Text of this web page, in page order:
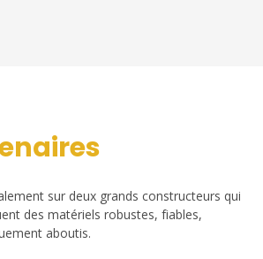
sur deux grands constructeurs qui
des matériels robustes, fiables,
aboutis.